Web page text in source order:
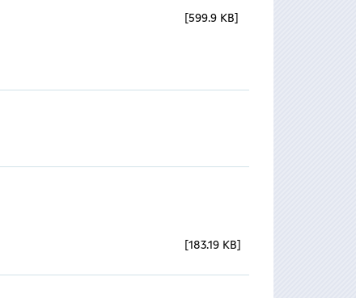
599.9 KB
183.19 KB